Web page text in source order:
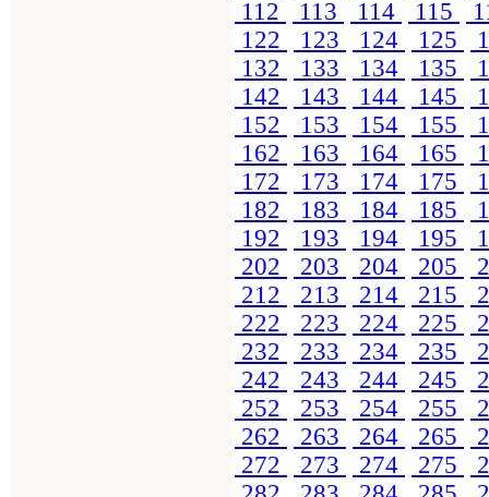
112
113 114 115
122
123 124 125
132
133 134 135
142
143 144 145
152
153 154 155
162
163 164 165
172
173 174 175
182
183 184 185
192
193 194 195
202
203 204 205
212
213 214 215
222
223 224 225
232
233 234 235
242
243 244 245
252
253 254 255
262
263 264 265
272
273 274 275